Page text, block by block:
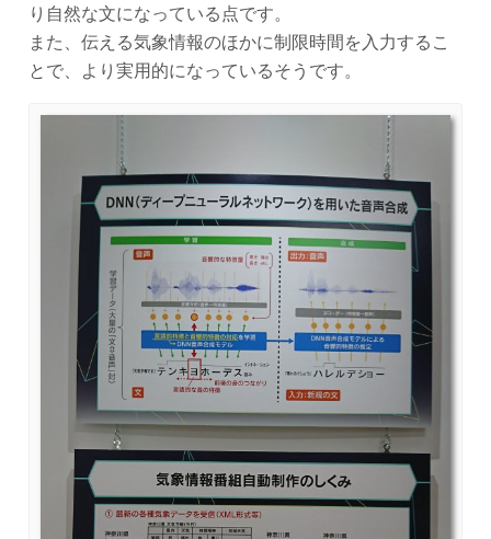
り自然な文になっている点です。
また、伝える気象情報のほかに制限時間を入力するこ
とで、より実用的になっているそうです。